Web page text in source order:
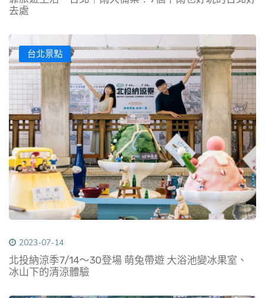
去處
台北景點
2023-07-14
北投納涼季7/14～30登場 萌兔帶遊 大浴池變冰果室、
冰山下的清涼體驗